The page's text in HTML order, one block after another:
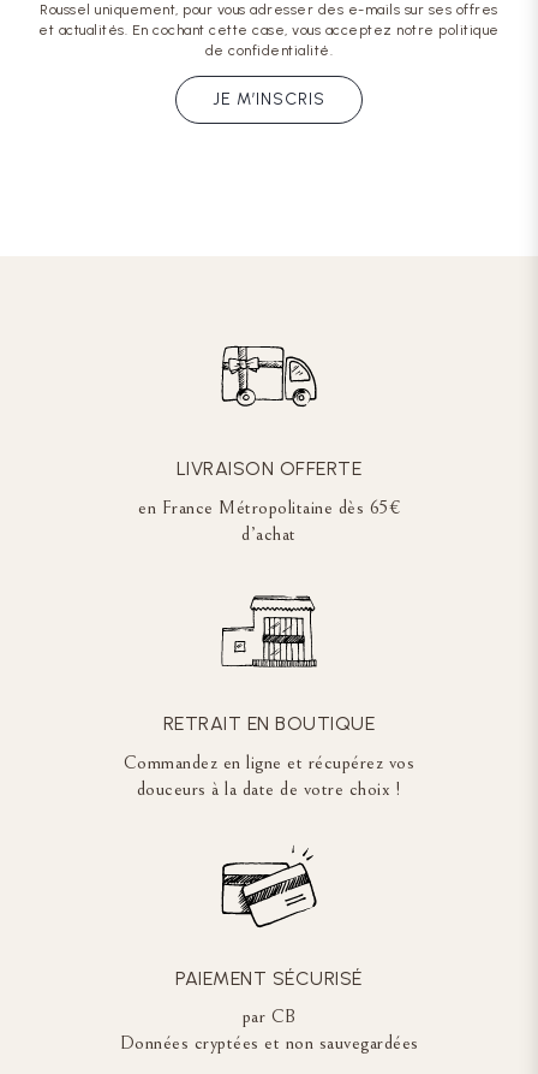
Roussel uniquement, pour vous adresser des e-mails sur ses offres
et actualités. En cochant cette case, vous acceptez notre politique
de confidentialité.
JE M’INSCRIS
LIVRAISON OFFERTE
en France Métropolitaine dès 65€
d’achat
RETRAIT EN BOUTIQUE
Commandez en ligne et récupérez vos
douceurs à la date de votre choix !
PAIEMENT SÉCURISÉ
par CB
Données cryptées et non sauvegardées